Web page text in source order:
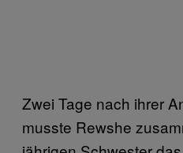
Zwei Tage nach ihrer
musste Rewshe